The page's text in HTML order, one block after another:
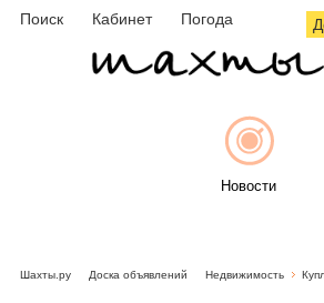
Поиск Кабинет Погода
Новости
Шахты.ру Доска объявлений Недвижимость